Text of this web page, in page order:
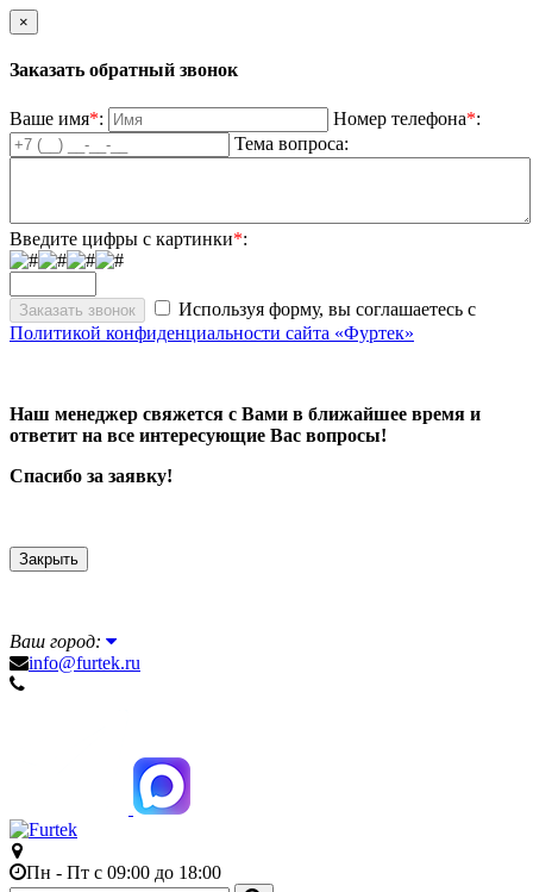
×
Заказать обратный звонок
Ваше имя*: Номер телефона*:
Тема вопроса:
Введите цифры с картинки*:
Используя форму, вы соглашаетесь с
Политикой конфиденциальности сайта «Фуртек»
Наш менеджер свяжется с Вами в ближайшее время и
ответит на все интересующие Вас вопросы!
Спасибо за заявку!
Закрыть
Ваш город:
info@furtek.ru
Пн - Пт с 09:00 до 18:00